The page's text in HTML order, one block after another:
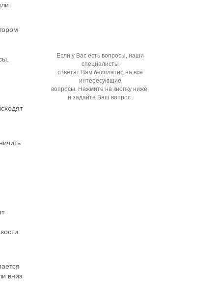
вниз
Если у Вас есть вопросы, наши
специалисты
ответят Вам бесплатно на все
интересующие
вопросы. Нажмите на кнопку ниже,
и задайте Ваш вопрос.